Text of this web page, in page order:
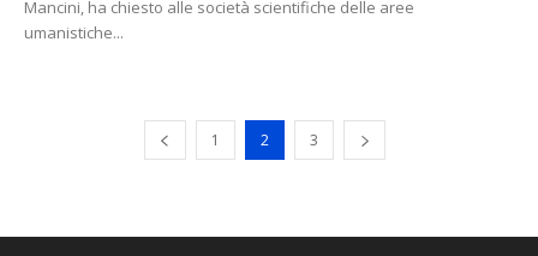
Mancini, ha chiesto alle società scientifiche delle aree
umanistiche...
1 2 3